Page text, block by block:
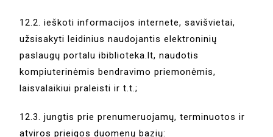
12.2. ieškoti informacijos internete, savišvietai,
užsisakyti leidinius naudojantis elektroninių
paslaugų portalu ibiblioteka.lt, naudotis
kompiuterinėmis bendravimo priemonėmis,
laisvalaikiui praleisti ir t.t.;
12.3. jungtis prie prenumeruojamų, terminuotos ir
atviros prieigos duomenų bazių: